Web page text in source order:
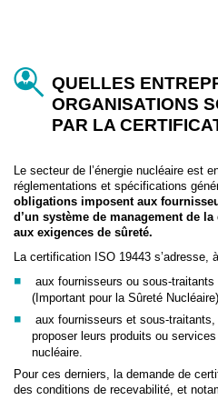
QUELLES
ORGANISATIONS
PAR LA
Le secteur de l’énergie nucléaire est
réglementations et spécifications
obligations imposent aux
d’un système de management de
aux exigences de sûreté.
La certification ISO 19443 s’adresse,
aux fournisseurs ou sous-
(Important pour la Sûreté Nucléaire)
aux fournisseurs et sous-
proposer leurs produits ou
nucléaire.
Pour ces derniers, la demande de
des conditions de recevabilité, et